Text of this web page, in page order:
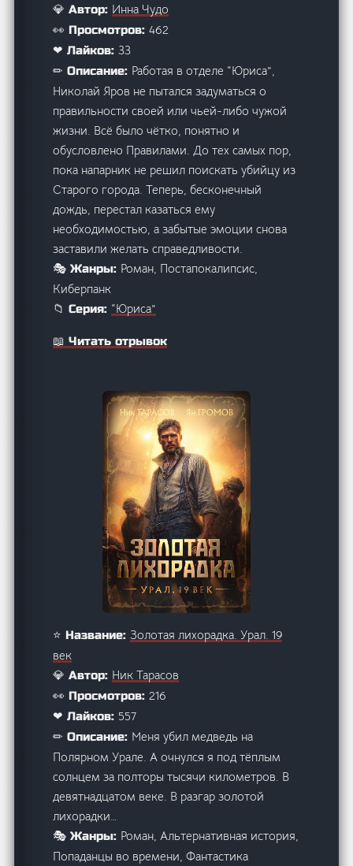
💎 Автор: Инна Чудо
👀 Просмотров:462
❤ Лайков:33
✏ Описание: Работая в отделе “Юриса”,
Николай Яров не пытался задуматься о
правильности своей или чьей-либо чужой
жизни. Всё было чётко, понятно и
обусловлено Правилами. До тех самых пор,
пока напарник не решил поискать убийцу из
Старого города. Теперь, бесконечный
дождь, перестал казаться ему
необходимостью, а забытые эмоции снова
заставили желать справедливости.
🎭 Жанры: Роман, Постапокалипсис,
Киберпанк
📁 Серия: “Юриса”
📖 Читать отрывок
⭐ Название:Золотая лихорадка. Урал. 19
век
💎 Автор: Ник Тарасов
👀 Просмотров:216
❤ Лайков: 557
✏ Описание: Меня убил медведь на
Полярном Урале. А очнулся я под тёплым
солнцем за полторы тысячи километров. В
девятнадцатом веке. В разгар золотой
лихорадки…
🎭 Жанры: Роман, Альтернативная история,
Попаданцы во времени, Фантастика